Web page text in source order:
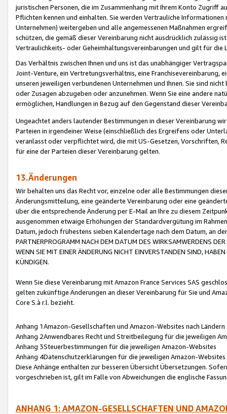
juristischen Personen, die im Zusammenhang mit Ihrem Konto
Pflichten kennen und einhalten. Sie werden Vertrauliche
Unternehmen) weitergeben und alle angemessenen Maßnahmen
schützen, die gemäß dieser Vereinbarung nicht ausdrücklich zulässig
Vertraulichkeits- oder Geheimhaltungsvereinbarungen und gilt für die
Das Verhältnis zwischen Ihnen und uns ist das unabhängiger
Joint-Venture, ein Vertretungsverhältnis, eine Franchisevereinbarung,
unseren jeweiligen verbundenen Unternehmen und Ihnen. Sie sind
oder Zusagen abzugeben oder anzunehmen. Wenn Sie eine andere
ermöglichen, Handlungen in Bezug auf den Gegenstand dieser
Ungeachtet anders lautender Bestimmungen in dieser Vereinbarung
Parteien in irgendeiner Weise (einschließlich des Ergreifens oder
veranlasst oder verpflichtet wird, die mit US-Gesetzen, Vorschriften,
für eine der Parteien dieser Vereinbarung gelten.
13.Änderungen
Wir behalten uns das Recht vor, einzelne oder alle Bestimmungen
Änderungsmitteilung, eine geänderte Vereinbarung oder eine
über die entsprechende Änderung per E-Mail an Ihre zu diesem
ausgenommen etwaige Erhöhungen der Standardvergütung im
Datum, jedoch frühestens sieben Kalendertage nach dem Datum, an
PARTNERPROGRAMM NACH DEM DATUM DES WIRKSAMWERDENS
WENN SIE MIT EINER ÄNDERUNG NICHT EINVERSTANDEN SIND,
KÜNDIGEN.
Wenn Sie diese Vereinbarung mit Amazon France Services SAS
gelten zukünftige Änderungen an dieser Vereinbarung für Sie und
Core S.à r.l. bezieht.
Anhang 1Amazon-Gesellschaften und Amazon-Websites nach Ländern
Anhang 2Anwendbares Recht und Streitbeilegung für die jeweiligen
Anhang 3Steuerbestimmungen für die jeweiligen Amazon-Websites
Anhang 4Datenschutzerklärungen für die jeweiligen Amazon-Websites
Diese Anhänge enthalten zur besseren Übersicht Übersetzungen.
vorgeschrieben ist, gilt im Falle von Abweichungen die englische
ANHANG 1: AMAZON-GESELLSCHAFTEN UND